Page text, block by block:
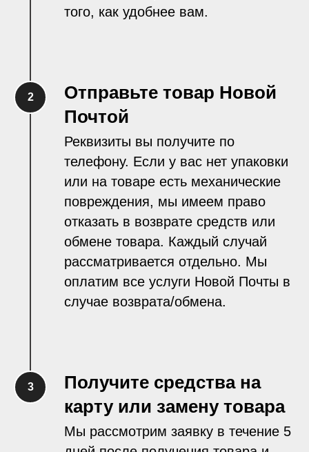
того, как удобнее вам.
Отправьте товар Новой
Почтой
Реквизиты вы получите по
телефону. Если у вас нет упаковки
или на товаре есть механические
повреждения, мы имеем право
отказать в возврате средств или
обмене товара. Каждый случай
рассматривается отдельно. Мы
оплатим все услуги Новой Почты в
случае возврата/обмена.
Получите средства на
карту или замену товара
Мы рассмотрим заявку в течение 5